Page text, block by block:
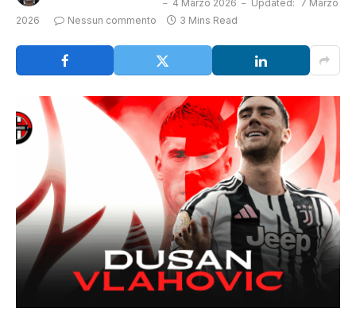
4 Marzo 2026
Updated: 7 Marzo
2026
Nessun commento 3 Mins Read